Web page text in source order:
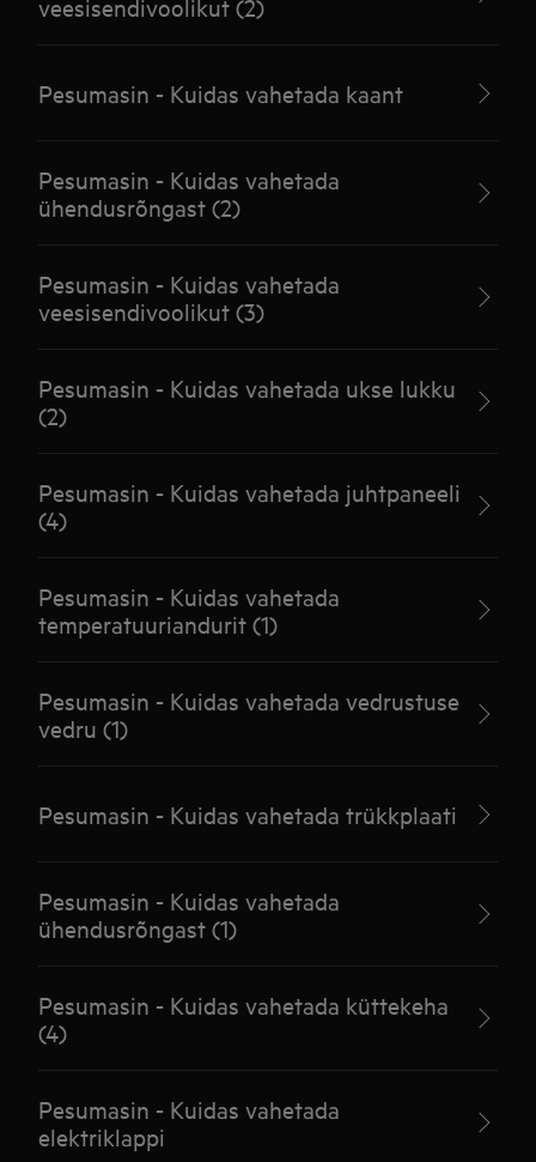
veesisendivoolikut (2)
Pesumasin - Kuidas vahetada kaant
Pesumasin - Kuidas vahetada
ühendusrõngast (2)
Pesumasin - Kuidas vahetada
veesisendivoolikut (3)
Pesumasin - Kuidas vahetada ukse lukku
(2)
Pesumasin - Kuidas vahetada juhtpaneeli
(4)
Pesumasin - Kuidas vahetada
temperatuuriandurit (1)
Pesumasin - Kuidas vahetada vedrustuse
vedru (1)
Pesumasin - Kuidas vahetada trükkplaati
Pesumasin - Kuidas vahetada
ühendusrõngast (1)
Pesumasin - Kuidas vahetada küttekeha
(4)
Pesumasin - Kuidas vahetada
elektriklappi